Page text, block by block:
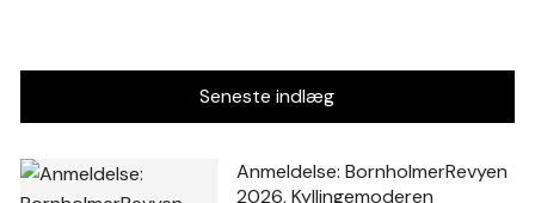
Seneste indlæg
Anmeldelse: BornholmerRevyen
2026, Kyllingemoderen